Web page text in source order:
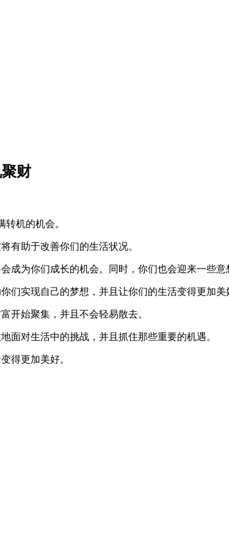
财
机的机会。
有助于改善你们的生活状况。
成为你们成长的机会。同时，你们也会迎来一些
们实现自己的梦想，并且让你们的生活变得更加美
开始聚集，并且不会轻易散去。
面对生活中的挑战，并且抓住那些重要的机遇。
得更加美好。